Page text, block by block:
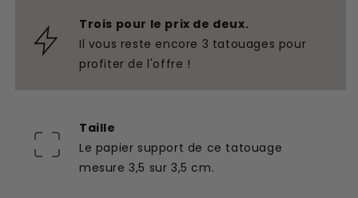
Trois pour le prix de deux.
Il vous reste encore 3 tatouages pour
profiter de l'offre !
Taille
Le papier support de ce tatouage
mesure 3,5 sur 3,5 cm.